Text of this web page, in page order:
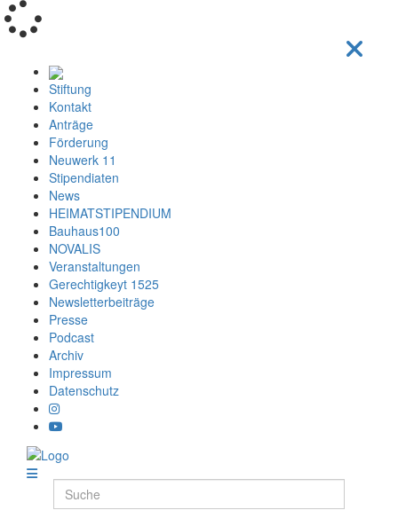
Stiftung
Kontakt
Anträge
Förderung
Neuwerk 11
Stipendiaten
News
HEIMATSTIPENDIUM
Bauhaus100
NOVALIS
Veranstaltungen
Gerechtigkeyt 1525
Newsletterbeiträge
Presse
Podcast
Archiv
Impressum
Datenschutz